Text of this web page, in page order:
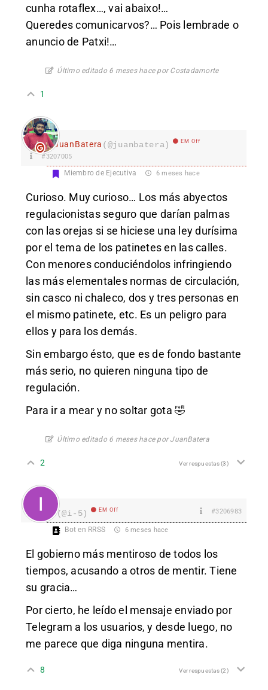
cunha rotaflex…, vai abaixo!…
Queredes comunicarvos?… Pois lembrade o
anuncio de Patxi!…
Último editado 6 meses hace por Costadamorte
1
JuanBatera (@juanbatera) EM Off
#3207005
Miembro de Ejecutiva 6 meses hace
Curioso. Muy curioso… Los más abyectos
regulacionistas seguro que darían palmas
con las orejas si se hiciese una ley durísima
por el tema de los patinetes en las calles.
Con menores conduciéndolos infringiendo
las más elementales normas de circulación,
sin casco ni chaleco, dos y tres personas en
el mismo patinete, etc. Es un peligro para
ellos y para los demás.
Sin embargo ésto, que es de fondo bastante
más serio, no quieren ninguna tipo de
regulación.
Para ir a mear y no soltar gota 🤣
Último editado 6 meses hace por JuanBatera
2 Ver respuestas(3)
I(@i-5) EM Off #3206983
Bot en RRSS 6 meses hace
El gobierno más mentiroso de todos los
tiempos, acusando a otros de mentir. Tiene
su gracia…
Por cierto, he leído el mensaje enviado por
Telegram a los usuarios, y desde luego, no
me parece que diga ninguna mentira.
8 Ver respuestas(2)